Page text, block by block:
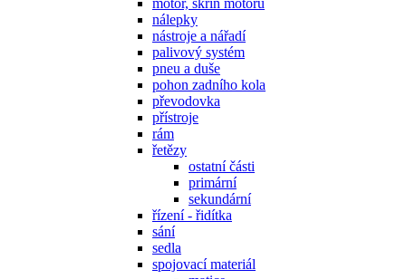
nálepky
nástroje a nářadí
palivový systém
pneu a duše
pohon zadního kola
převodovka
přístroje
rám
řetězy
ostatní části
primární
sekundární
řízení - řidítka
sání
sedla
spojovací materiál